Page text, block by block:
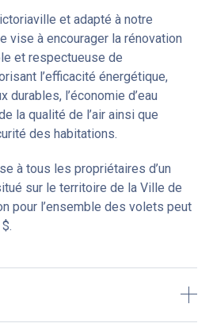
Permis
Billetterie
et adapté à notre
vise à encourager la rénovation
et respectueuse de
l’efficacité énergétique,
durables, l’économie d’eau
la qualité de l’air ainsi que
des habitations.
à tous les propriétaires d’un
sur le territoire de la Ville de
pour l’ensemble des volets peut
$.